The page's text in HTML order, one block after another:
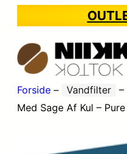
Forside – Vandfilter –
Med Sage Af Kul –